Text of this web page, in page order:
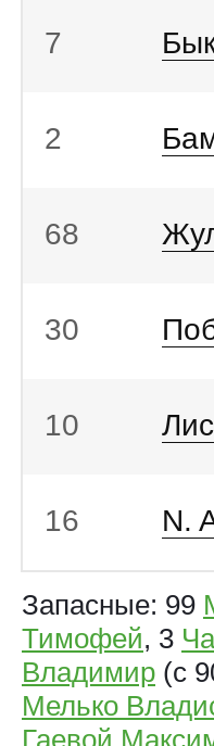
7
2
68
30
10
16 N.
Запасные: 99
Тимофей, 3
Владимир (с
Мелько
Гаевой